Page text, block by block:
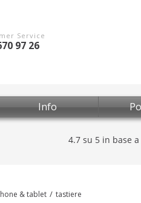
Service
97 26
Info
& tablet tastiere